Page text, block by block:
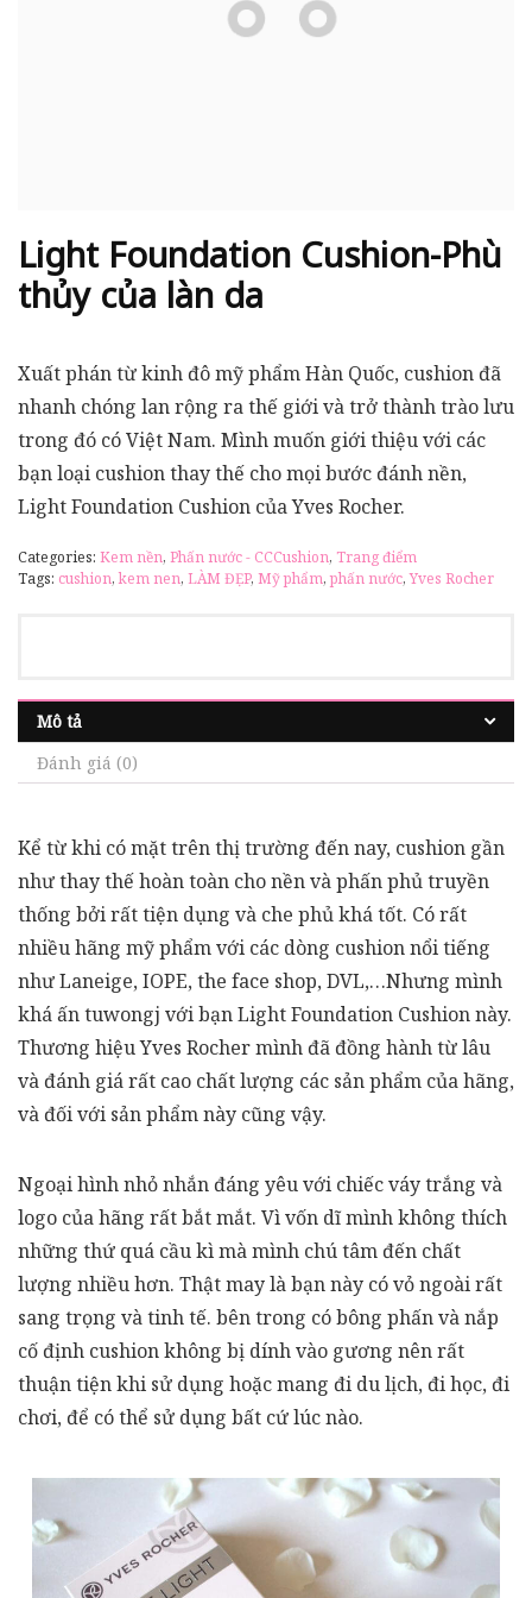
Light Foundation Cushion-Phù
thủy của làn da
Xuất phán từ kinh đô mỹ phẩm Hàn Quốc, cushion đã
nhanh chóng lan rộng ra thế giới và trở thành trào lưu
trong đó có Việt Nam. Mình muốn giới thiệu với các
bạn loại cushion thay thế cho mọi bước đánh nền,
Light Foundation Cushion của Yves Rocher.
Categories: Kem nền, Phấn nước - CCCushion, Trang điểm
Tags: cushion,kem nen, LÀM ĐẸP, Mỹ phẩm,phấn nước,Yves Rocher
Mô tả
Đánh giá (0)
Kể từ khi có mặt trên thị trường đến nay, cushion gần
như thay thế hoàn toàn cho nền và phấn phủ truyền
thống bởi rất tiện dụng và che phủ khá tốt. Có rất
nhiều hãng mỹ phẩm với các dòng cushion nổi tiếng
như Laneige, IOPE, the face shop, DVL,…Nhưng mình
khá ấn tuwongj với bạn Light Foundation Cushion này.
Thương hiệu Yves Rocher mình đã đồng hành từ lâu
và đánh giá rất cao chất lượng các sản phẩm của hãng,
và đối với sản phẩm này cũng vậy.
Ngoại hình nhỏ nhắn đáng yêu với chiếc váy trắng và
logo của hãng rất bắt mắt. Vì vốn dĩ mình không thích
những thứ quá cầu kì mà mình chú tâm đến chất
lượng nhiều hơn. Thật may là bạn này có vỏ ngoài rất
sang trọng và tinh tế. bên trong có bông phấn và nắp
cố định cushion không bị dính vào gương nên rất
thuận tiện khi sử dụng hoặc mang đi du lịch, đi học, đi
chơi, để có thể sử dụng bất cứ lúc nào.